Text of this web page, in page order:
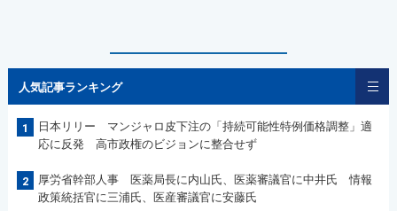
人気記事ランキング
1
日本リリー マンジャロ皮下注の「持続可能性特例価格調整」適
応に反発 高市政権のビジョンに整合せず
2
厚労省幹部人事 医薬局長に内山氏、医薬審議官に中井氏 情報
政策統括官に三浦氏、医産審議官に安藤氏